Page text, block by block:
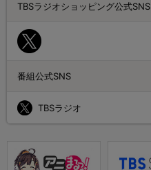
TBSラジオショッピング公式SNS
番組公式SNS
TBSラジオ